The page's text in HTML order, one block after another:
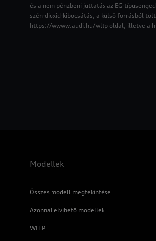
és a nem pénzbeni juttatás az EG-
szén-dioxid-kibocsátás, a külső forrásból
https://wwww.audi.hu/wltp oldal, illetve a
Modellek
Összes modell megtekintése
Azonnal elvihető modellek
WLTP